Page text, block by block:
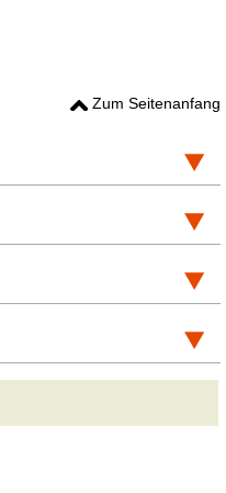
Zum Seitenanfang